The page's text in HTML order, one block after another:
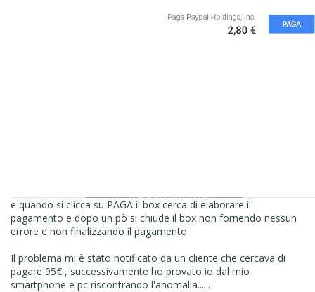
e quando si clicca su PAGA il box cerca di elaborare il
pagamento e dopo un pò si chiude il box non fornendo nessun
errore e non finalizzando il pagamento.
Il problema mi è stato notificato da un cliente che cercava di
pagare 95€ , successivamente ho provato io dal mio
smartphone e pc riscontrando l'anomalia......